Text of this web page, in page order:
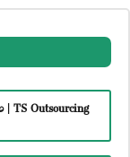
Outsourcing